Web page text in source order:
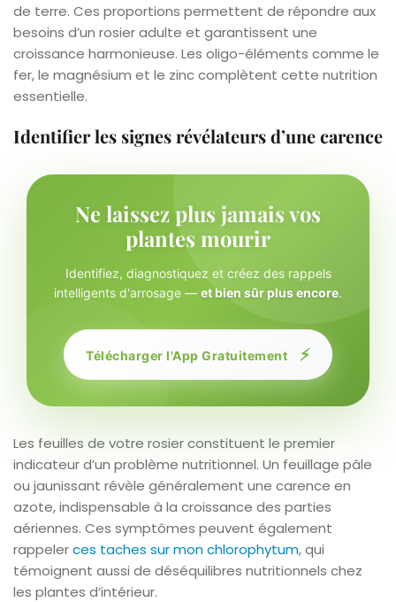
de terre. Ces proportions permettent de répondre aux
besoins d’un rosier adulte et garantissent une
croissance harmonieuse. Les oligo-éléments comme le
fer, le magnésium et le zinc complètent cette nutrition
essentielle.
Identifier les signes révélateurs d’une carence
Ne laissez plus jamais vos
plantes mourir
Identifiez, diagnostiquez et créez des rappels
intelligents d'arrosage — et bien sûr plus encore.
Télécharger l'App Gratuitement ⚡
Les feuilles de votre rosier constituent le premier
indicateur d’un problème nutritionnel. Un feuillage pâle
ou jaunissant révèle généralement une carence en
azote, indispensable à la croissance des parties
aériennes. Ces symptômes peuvent également
rappelerces taches sur mon chlorophytum, qui
témoignent aussi de déséquilibres nutritionnels chez
les plantes d’intérieur.